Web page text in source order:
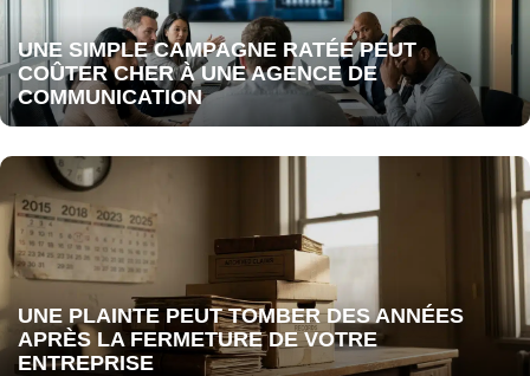
UNE SIMPLE CAMPAGNE RATÉE PEUT
COÛTER CHER À UNE AGENCE DE
COMMUNICATION
UNE PLAINTE PEUT TOMBER DES ANNÉES
APRÈS LA FERMETURE DE VOTRE
ENTREPRISE